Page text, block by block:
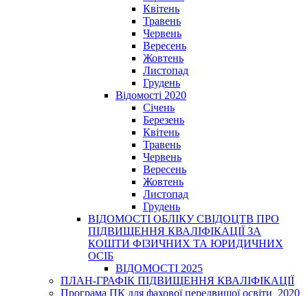
Квітень
Травень
Червень
Вересень
Жовтень
Листопад
Грудень
Відомості 2020
Січень
Березень
Квітень
Травень
Червень
Вересень
Жовтень
Листопад
Грудень
ВІДОМОСТІ ОБЛІКУ СВІДОЦТВ ПРО
ПІДВИЩЕННЯ КВАЛІФІКАЦІЇ ЗА
КОШТИ ФІЗИЧНИХ ТА ЮРИДИЧНИХ
ОСІБ
ВІДОМОСТІ 2025
ПЛАН-ГРАФІК ПІДВИЩЕННЯ КВАЛІФІКАЦІЇ
Програма ПК для фахової передвищої освіти_2020